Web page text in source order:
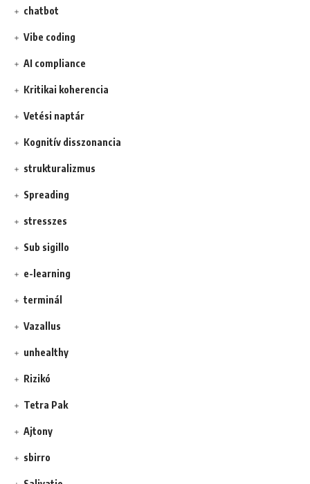
chatbot
Vibe coding
AI compliance
Kritikai koherencia
Vetési naptár
Kognitív disszonancia
strukturalizmus
Spreading
stresszes
Sub sigillo
e-learning
terminál
Vazallus
unhealthy
Rizikó
Tetra Pak
Ajtony
sbirro